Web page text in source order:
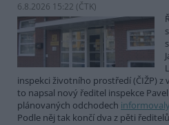
6.8.2026 15:22 (ČTK)
inspekci životního prostředí (ČIŽP) z
to napsal nový ředitel inspekce
plánovaných odchodech informovaly
Podle něj tak končí dva z pěti